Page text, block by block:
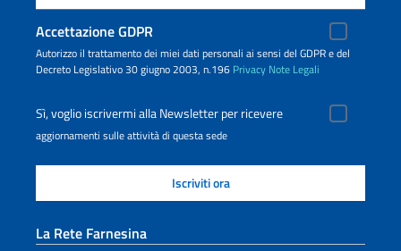
Accettazione GDPR
Autorizzo il trattamento dei miei dati personali ai sensi del GDPR e del
Decreto Legislativo 30 giugno 2003, n.196 Privacy Note Legali
Sì, voglio iscrivermi alla Newsletter per ricevere
aggiornamenti sulle attività di questa sede
La Rete Farnesina